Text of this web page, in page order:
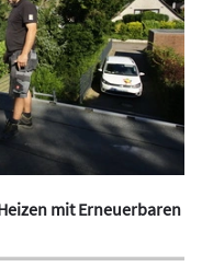
mit Erneuerbaren